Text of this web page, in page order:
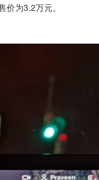
为3.2万元。